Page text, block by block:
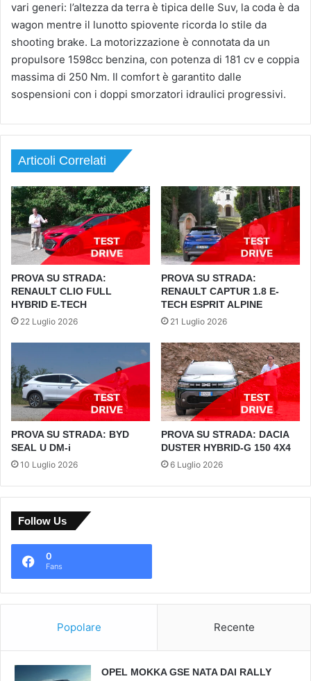
vari generi: l’altezza da terra è tipica delle Suv, la coda è da
wagon mentre il lunotto spiovente ricorda lo stile da
shooting brake. La motorizzazione è connotata da un
propulsore 1598cc benzina, con potenza di 181 cv e coppia
massima di 250 Nm. Il comfort è garantito dalle
sospensioni con i doppi smorzatori idraulici progressivi.
Articoli Correlati
PROVA SU STRADA:
RENAULT CLIO FULL
HYBRID E-TECH
22 Luglio 2026
PROVA SU STRADA:
RENAULT CAPTUR 1.8 E-
TECH ESPRIT ALPINE
21 Luglio 2026
PROVA SU STRADA: BYD
SEAL U DM-i
10 Luglio 2026
PROVA SU STRADA: DACIA
DUSTER HYBRID-G 150 4X4
6 Luglio 2026
Follow Us
0
Fans
Popolare Recente
OPEL MOKKA GSE NATA DAI RALLY